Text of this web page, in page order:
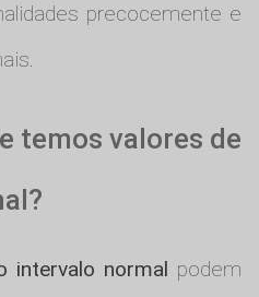
precocemente e
temos valores de
intervalo normal podem